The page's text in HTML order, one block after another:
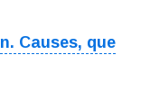
Causes, que